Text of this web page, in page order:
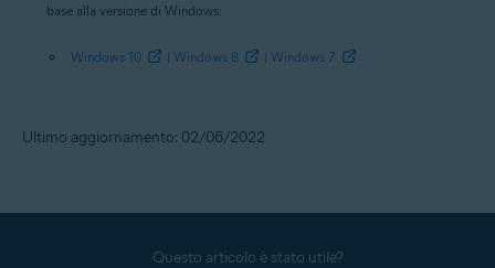
base alla versione di Windows:
Windows 10 Windows 8 Windows 7
Ultimo aggiornamento: 02/06/2022
Questo articolo è stato utile?